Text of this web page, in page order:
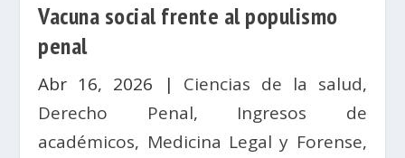
Vacuna social frente al populismo
penal
Abr 16, 2026 | Ciencias de la salud,
Derecho Penal, Ingresos de
académicos, Medicina Legal y Forense,